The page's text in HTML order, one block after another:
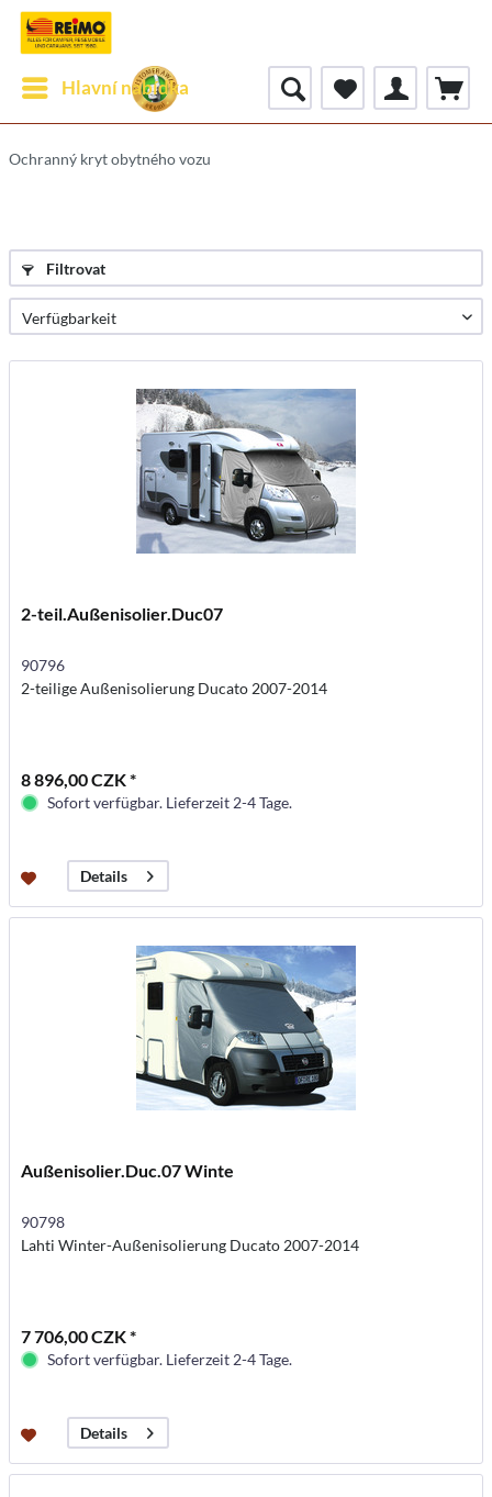
Hlavní nabídka
Ochranný kryt obytného vozu
Filtrovat
2-teil.Außenisolier.Duc07
90796
2-teilige Außenisolierung Ducato 2007-2014
8 896,00 CZK *
Sofort verfügbar. Lieferzeit 2-4 Tage.
Details
Außenisolier.Duc.07 Winte
90798
Lahti Winter-Außenisolierung Ducato 2007-2014
7 706,00 CZK *
Sofort verfügbar. Lieferzeit 2-4 Tage.
Details